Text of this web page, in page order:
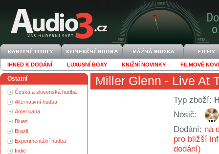
IHNED K DODÁNÍ LUXUSNÍ BOXY KNIŽNÍ NOVINKY FILMOVÉ
Ostatní
Česká a slovenská hudba
Alternativní hudba
Americana
Blues
Brazil
Experimentální hudba
Indie
Miller Glenn - Live At
Typ zboží:
Nosič:
Dodání: na
pro bližší
dodání)